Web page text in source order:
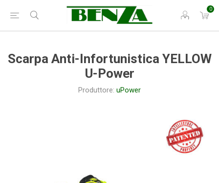
0
Scarpa Anti-Infortunistica YELLOW
U-Power
Produttore: uPower